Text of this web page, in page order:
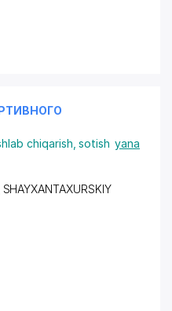
chiqarish, sotish yana
SHAYXANTAXURSKIY